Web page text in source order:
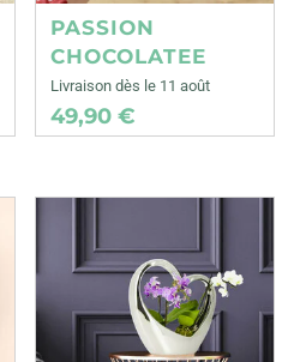
PASSION
CHOCOLATEE
Livraison dès le 11 août
49,90 €